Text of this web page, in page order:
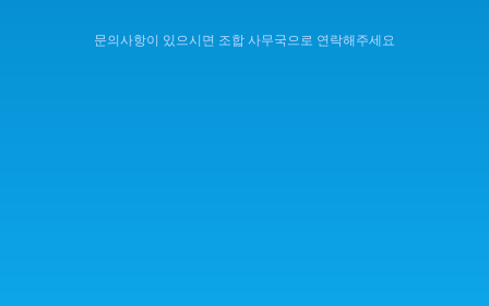
문의사항이 있으시면 조합 사무국으로 연락해주세요